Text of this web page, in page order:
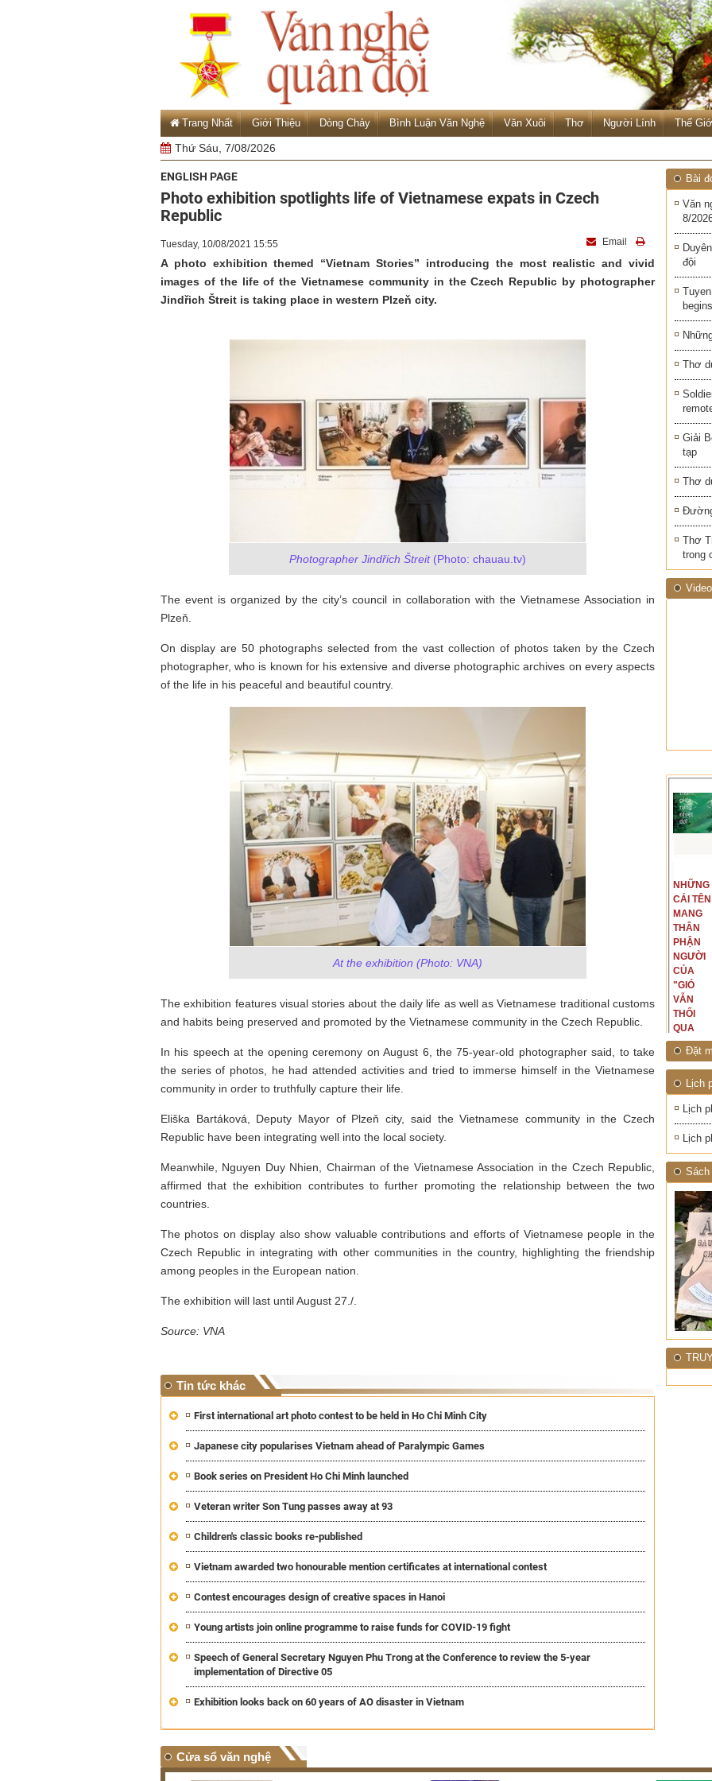
Trang Nhất Giới Thiệu Dòng Chảy Bình Luận Văn Nghệ Văn Xuôi Thơ Người Lính Thế
Thứ Sáu, 7/08/2026
ENGLISH PAGE
Photo exhibition spotlights life of Vietnamese expats in Czech
Republic
Tuesday, 10/08/2021 15:55 Email
A photo exhibition themed “Vietnam Stories” introducing the most realistic and vivid
images of the life of the Vietnamese community in the Czech Republic by photographer
Jindřich Štreit is taking place in western Plzeň city.
Photographer Jindřich Štreit(Photo: chauau.tv)
The event is organized by the city’s council in collaboration with the Vietnamese Association in
Plzeň.
On display are 50 photographs selected from the vast collection of photos taken by the Czech
photographer, who is known for his extensive and diverse photographic archives on every aspects
of the life in his peaceful and beautiful country.
At the exhibition (Photo: VNA)
The exhibition features visual stories about the daily life as well as Vietnamese traditional customs
and habits being preserved and promoted by the Vietnamese community in the Czech Republic.
In his speech at the opening ceremony on August 6, the 75-year-old photographer said, to take
the series of photos, he had attended activities and tried to immerse himself in the Vietnamese
community in order to truthfully capture their life.
Eliška Bartáková, Deputy Mayor of Plzeň city, said the Vietnamese community in the Czech
Republic have been integrating well into the local society.
Meanwhile, Nguyen Duy Nhien, Chairman of the Vietnamese Association in the Czech Republic,
affirmed that the exhibition contributes to further promoting the relationship between the two
countries.
The photos on display also show valuable contributions and efforts of Vietnamese people in the
Czech Republic in integrating with other communities in the country, highlighting the friendship
among peoples in the European nation.
The exhibition will last until August 27./.
Source: VNA
Tin tức khác
First international art photo contest to be held in Ho Chi Minh City
Japanese city popularises Vietnam ahead of Paralympic Games
Book series on President Ho Chi Minh launched
Veteran writer Son Tung passes away at 93
Children's classic books re-published
Vietnam awarded two honourable mention certificates at international contest
Contest encourages design of creative spaces in Hanoi
Young artists join online programme to raise funds for COVID-19 fight
Speech of General Secretary Nguyen Phu Trong at the Conference to review the 5-year
implementation of Directive 05
Exhibition looks back on 60 years of AO disaster in Vietnam
Bài
Văn
8/
đội
Thơ
Giải
tạp
Thơ
Thơ
trong
Video
Tôi từng hình dung viết văn là
công việc của sự hư cấu, một
hành trình phác dựng thế giới từ
trí tưởng tượng, nơi nhà văn tự
do tạo hình mọi thứ theo ý mình...
(TRẦN THỊ TÚ NGỌC)
NGUYÊN
MẪU
CỦA TÔI
NHỮNG
NGƯỜI
HỒNG
TÁM
1945
Là người đi dọc biên giới phía
Bắc, tôi có thế mạnh khi hình
dung, mở ra không gian của giai
đoạn lịch sử đó... (PHẠM VÂN
ANH)
NHỮNG
CÁI TÊN
MANG
THÂN
PHẬN
NGƯỜI
CỦA
"GIÓ
VẪN
THỔI
QUA
RỪNG
NHIỆT
ĐỚI"
Đặt
Lịch
Lịch
Lịch
Cửa sổ văn nghệ